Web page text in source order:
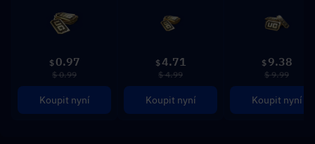
$ 0.97
$ 0.99
Koupit nyní
$4.71
$ 4.99
Koupit nyní
$ 9.38
$ 9.99
Koupit nyní